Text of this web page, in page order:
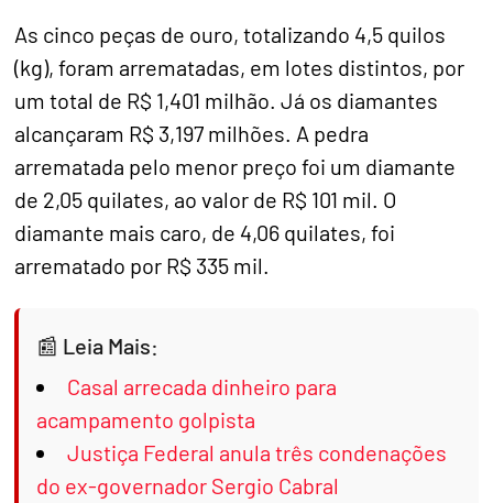
As cinco peças de ouro, totalizando 4,5 quilos
(kg), foram arrematadas, em lotes distintos, por
um total de R$ 1,401 milhão. Já os diamantes
alcançaram R$ 3,197 milhões. A pedra
arrematada pelo menor preço foi um diamante
de 2,05 quilates, ao valor de R$ 101 mil. O
diamante mais caro, de 4,06 quilates, foi
arrematado por R$ 335 mil.
Leia Mais:
Casal arrecada dinheiro para
acampamento golpista
Justiça Federal anula três condenações
do ex-governador Sergio Cabral